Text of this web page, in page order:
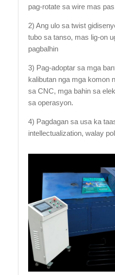
pag-rotate sa wire mas
2) Ang ulo sa twist
tubo sa tanso, mas lig-on
pagbalhin
3) Pag-adoptar sa mga
kalibutan nga mga komon
sa CNC, mga bahin sa
sa operasyon.
4) Pagdagan sa usa ka
intellectualization, walay